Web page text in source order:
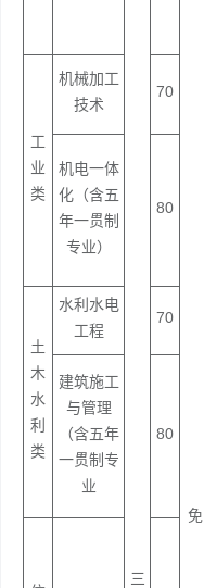
三
免
工
业
类
机械加工
技术
70
机电一体
化（含五
年一贯制
专业）
80
土
木
水
利
类
水利水电
工程
70
建筑施工
与管理
（含五年
一贯制专
业
80